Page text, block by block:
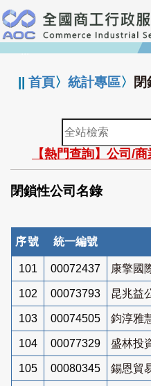
跳
到
主
要
:::
||首頁〉統計專區〉
全
站
檢
索
【熱門查詢】公司/
閉鎖性公司名錄
序號 統一編號
101 00072437 康擎國
102 00073793 昆兆益
103 00074505 鈞淳雅
104 00077329 盛林投
105 00080345 錫恩貿